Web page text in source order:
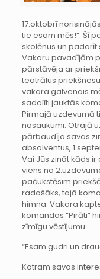
17.oktobrī
tie esam mēs!”. Šī
skolēnus un padarīt
Vakaru pavadījām
pārstāvēja ar
teatrālus
vakara galvenais
sadalīti jauktās
Pirmajā uzdevumā
nosaukumi. Otrajā
pārbaudīja savas
absolventus,
Vai Jūs zināt kāds
viens no
pačukstēsim
radošāks, tajā
himna. Vakara
komandas “Pirāti”
zīmīgu vēstījumu:
“Esam gudri un
Katram savas